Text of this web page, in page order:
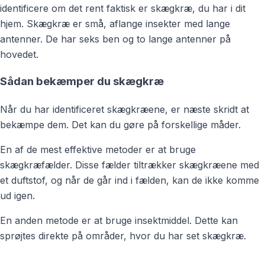
identificere om det rent faktisk er skægkræ, du har i dit
hjem. Skægkræ er små, aflange insekter med lange
antenner. De har seks ben og to lange antenner på
hovedet.
Sådan bekæmper du skægkræ
Når du har identificeret skægkræene, er næste skridt at
bekæmpe dem. Det kan du gøre på forskellige måder.
En af de mest effektive metoder er at bruge
skægkræfælder. Disse fælder tiltrækker skægkræene med
et duftstof, og når de går ind i fælden, kan de ikke komme
ud igen.
En anden metode er at bruge insektmiddel. Dette kan
sprøjtes direkte på områder, hvor du har set skægkræ.